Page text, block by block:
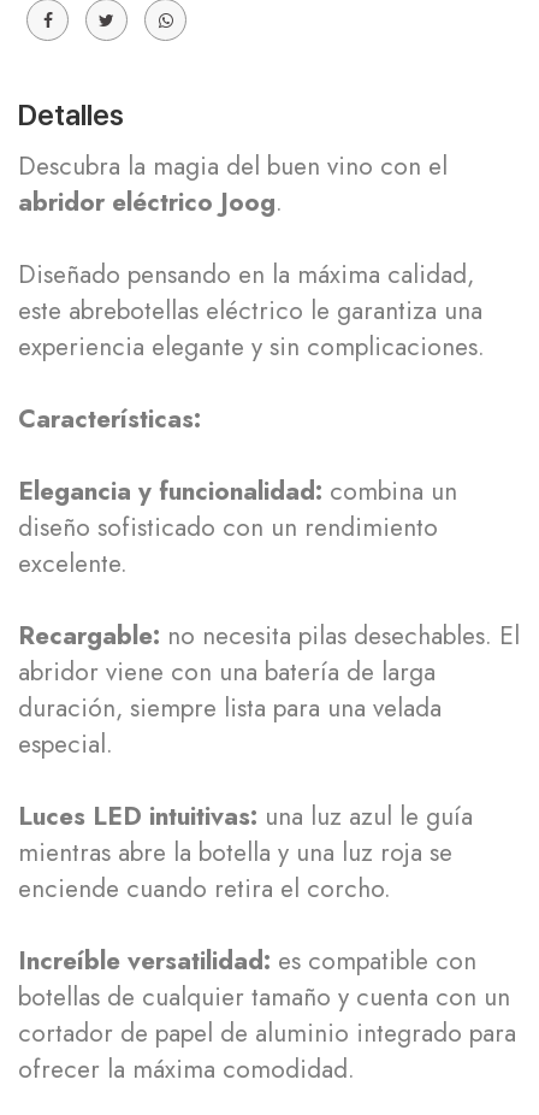
Detalles
Descubra la magia del buen vino con el
abridor eléctrico Joog.
Diseñado pensando en la máxima calidad,
este abrebotellas eléctrico le garantiza una
experiencia elegante y sin complicaciones.
Características:
Elegancia y funcionalidad: combina un
diseño sofisticado con un rendimiento
excelente.
Recargable: no necesita pilas desechables. El
abridor viene con una batería de larga
duración, siempre lista para una velada
especial.
Luces LED intuitivas: una luz azul le guía
mientras abre la botella y una luz roja se
enciende cuando retira el corcho.
Increíble versatilidad: es compatible con
botellas de cualquier tamaño y cuenta con un
cortador de papel de aluminio integrado para
ofrecer la máxima comodidad.